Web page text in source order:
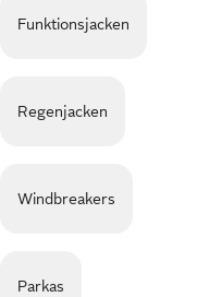
Funktionsjacken
Regenjacken
Windbreakers
Parkas